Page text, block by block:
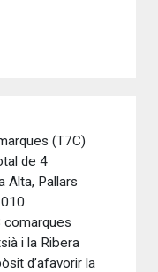
(T7C)
de 4
Alta, Pallars
comarques
i la Ribera
d’afavorir la